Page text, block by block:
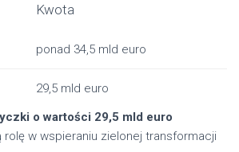
Kwota
ponad 34,5 mld euro
29,5 mld euro
o wartości 29,5 mld euro
rolę w wspieraniu zielonej transformacji